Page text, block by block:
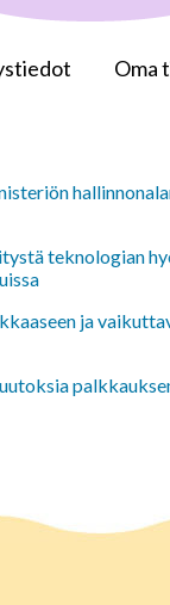
Oma
teknologian
ja